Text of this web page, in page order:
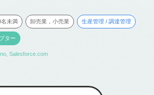
名未満 卸売業，小売業 生産管理 / 調達管理
ター
, Salesforce.com